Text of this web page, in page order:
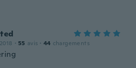
· 55 avis · 44 chargements